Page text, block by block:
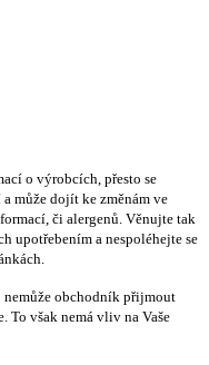
o výrobcích, přesto se
může dojít ke změnám ve
či alergenů. Věnujte tak
upotřebením a nespoléhejte se
nemůže obchodník přijmout
To však nemá vliv na Vaše